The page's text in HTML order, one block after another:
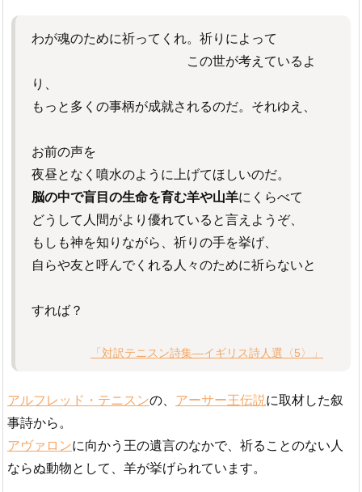
わが魂のために祈ってくれ。祈りによって
この世が考えているよ
り、
もっと多くの事柄が成就されるのだ。それゆえ、
お前の声を
夜昼となく噴水のように上げてほしいのだ。
脳の中で盲目の生命を育む羊や山羊にくらべて
どうして人間がより優れていると言えようぞ、
もしも神を知りながら、祈りの手を挙げ、
自らや友と呼んでくれる人々のために祈らないと
すれば？
「対訳テニスン詩集―イギリス詩人選〈5〉」
アルフレッド・テニスンの、 アーサー王伝説に取材した叙
事詩から。
アヴァロンに向かう王の遺言のなかで、祈ることのない人
ならぬ動物として、羊が挙げられています。